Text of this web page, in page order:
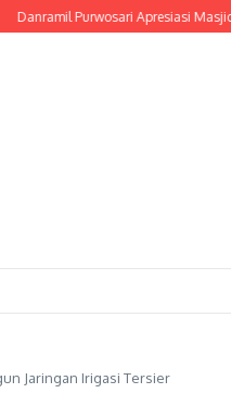
Purwosari Apresiasi Masjid
Jaringan Irigasi Tersier